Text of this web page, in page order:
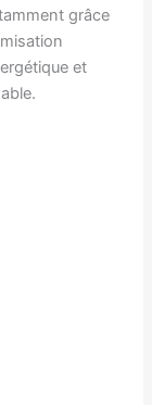
grâce
et